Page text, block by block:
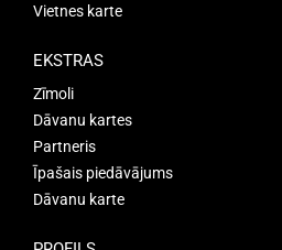
Vietnes karte
EKSTRAS
Zīmoli
Dāvanu kartes
Partneris
Īpašais piedāvājums
Dāvanu karte